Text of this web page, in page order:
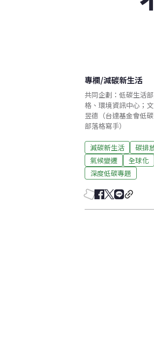
專欄/減碳新生活
共同企劃：低碳生活
格、環境資訊中心；
昱德（台達基金會低
部落格寫手）
減碳新生活
碳排
氣候變遷
全球化
深度低碳專題